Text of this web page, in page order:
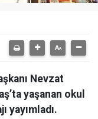
Nevzat
yaşanan okul
yayımladı.